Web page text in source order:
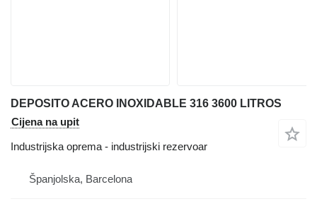
DEPOSITO ACERO INOXIDABLE 316 3600 LITROS
Cijena na upit
Industrijska oprema - industrijski rezervoar
Španjolska, Barcelona